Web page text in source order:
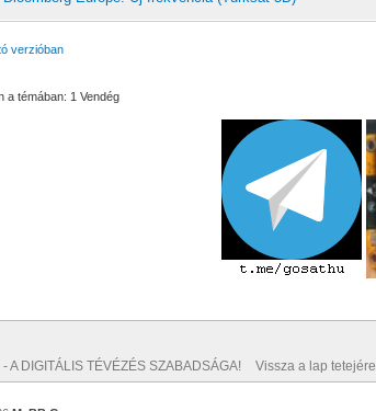
verzióban
a témában: 1 Vendég
- A DIGITÁLIS TÉVÉZÉS SZABADSÁGA! Vissza a lap tetejére